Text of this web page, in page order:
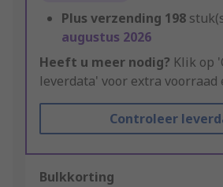
Plus verzending 198
augustus 2026
Heeft u meer nodig? Klik op
leverdata' voor extra voorraad
Controleer
Bulkkorting